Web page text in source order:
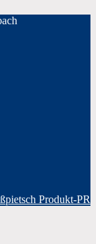
Produkt-PR